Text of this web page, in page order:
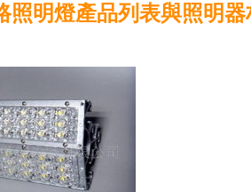
明燈產品列表與照明